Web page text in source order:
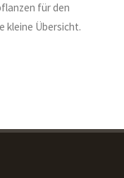
für den
kleine Übersicht.